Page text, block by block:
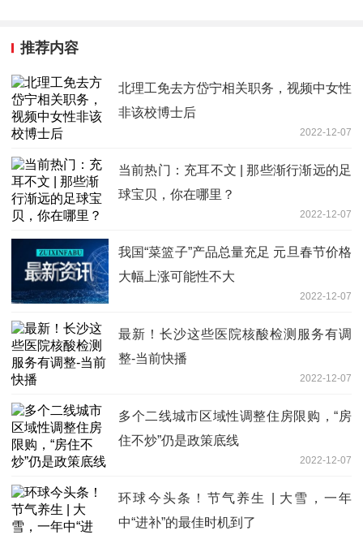
推荐内容
北理工免去方岱宁相关职务，视频中女性
非该校博士后
2022-12-07
当前热门：充耳不文 | 那些渐行渐远的足
球宝贝，你在哪里？
2022-12-07
我国“菜篮子”产品总量充足 元旦春节价格
大幅上涨可能性不大
2022-12-07
最新！长沙这些医院核酸检测服务有调
整-当前快播
2022-12-07
多个二线城市区域性调整住房限购，“房
住不炒”仍是政策底线
2022-12-07
环球今头条！节气养生 | 大雪，一年
中“进补”的最佳时机到了